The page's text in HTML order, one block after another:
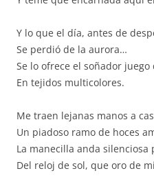
Y lo que el día, antes de
Se perdió de la aurora…
Se lo ofrece el soñador
En tejidos multicolores.
Me traen lejanas manos a
Un piadoso ramo de hoces
La manecilla anda silenciosa
Del reloj de sol, que oro de